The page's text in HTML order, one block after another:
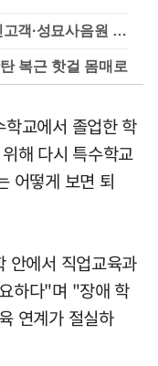
'가성비 워터밤' 한강수영장…문신고객·성묘사음원 민원
복근 핫걸 몸매로
교에서 졸업한 학
해 다시 특수학교
어떻게 보면 퇴
안에서 직업교육과
하다"며 "장애 학
연계가 절실하